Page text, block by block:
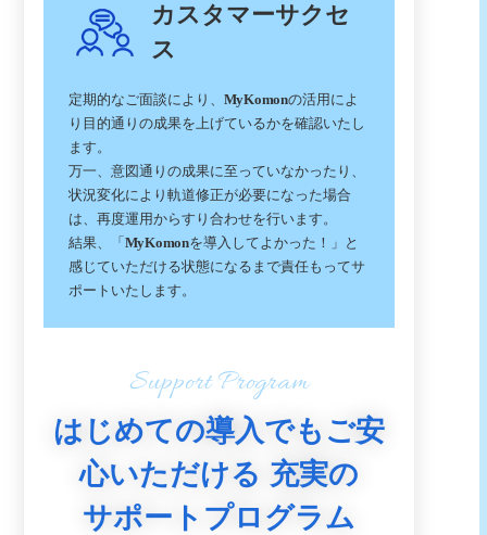
カスタマーサクセ
ス
定期的なご面談により、 MyKomonの活用によ
り目的通りの成果を上げているかを確認いたし
ます。
万一、意図通りの成果に至っていなかったり、
状況変化により軌道修正が必要になった場合
は、再度運用からすり合わせを行います。
結果、「 MyKomonを導入してよかった！」と
感じていただける状態になるまで責任もってサ
ポートいたします。
Support Program
はじめての導入でもご安
心いただける 充実の
サポートプログラム